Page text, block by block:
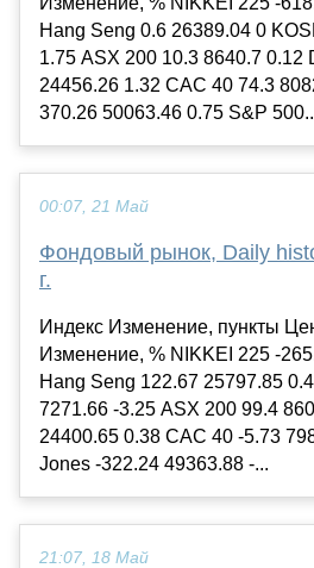
Hang Seng 0.6 26389.04 0
1.75 ASX 200 10.3 8640.7 0.12
24456.26 1.32 CAC 40 74.3
370.26 50063.46 0.75 S&P
00:07, 21 Май
Фондовый рынок, Daily
г.
Индекс Изменение, пункты
Изменение, % NIKKEI 225 -
Hang Seng 122.67 25797.85
7271.66 -3.25 ASX 200 99.4
24400.65 0.38 CAC 40 -5.73
Jones -322.24 49363.88 -...
21:07, 18 Май